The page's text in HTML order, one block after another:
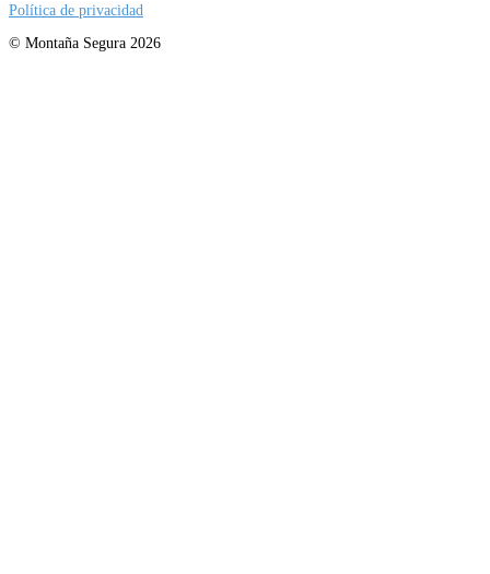
Política de privacidad
© Montaña Segura 2026